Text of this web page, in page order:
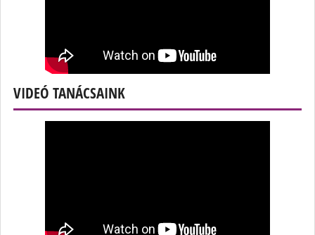
VIDEÓ TANÁCSAINK